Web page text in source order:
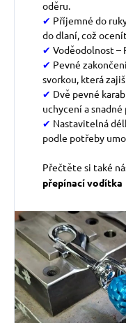
oděru.
✔ Příjemné do
do dlaní, což
✔ Voděodolnost –
✔ Pevné
svorkou, která
✔ Dvě pevné
uchycení a
✔ Nastavitelná
podle potřeby
Přečtěte si také
přepínací vodítka